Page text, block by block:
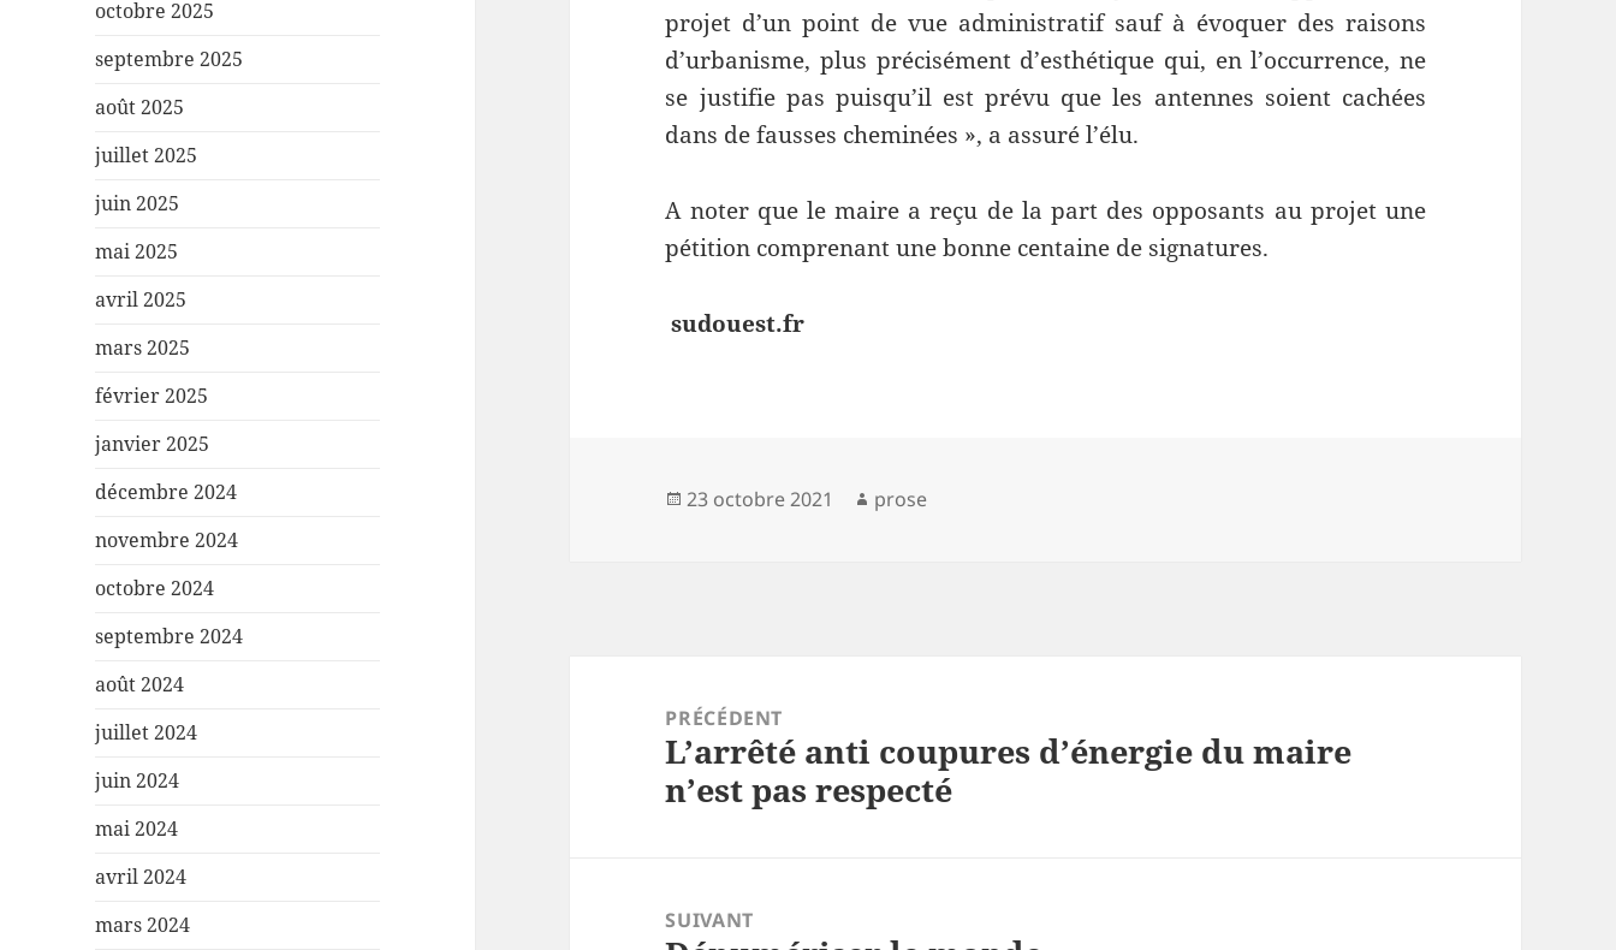
octobre 2025
septembre 2025
août 2025
juillet 2025
juin 2025
mai 2025
avril 2025
mars 2025
février 2025
janvier 2025
décembre 2024
novembre 2024
octobre 2024
septembre 2024
août 2024
juillet 2024
juin 2024
mai 2024
avril 2024
mars 2024
projet d’un point de vue administratif sauf à évoquer des raisons
d’urbanisme, plus précisément d’esthétique qui, en l’occurrence, ne
se justifie pas puisqu’il est prévu que les antennes soient cachées
dans de fausses cheminées », a assuré l’élu.
A noter que le maire a reçu de la part des opposants au projet une
pétition comprenant une bonne centaine de signatures.
sudouest.fr
Publié
23 octobre 2021 Auteur
prose
PRÉCÉDENT
Article
précédent :
L’arrêté anti coupures d’énergie du maire
n’est pas respecté
SUIVANT